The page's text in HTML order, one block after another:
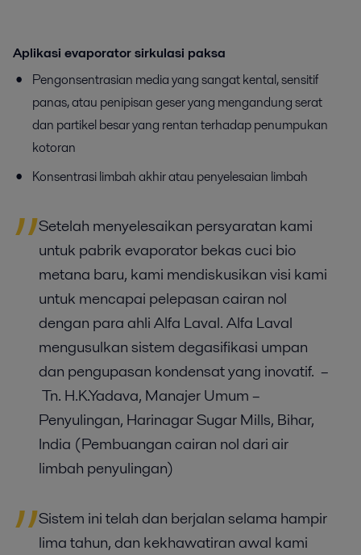
Aplikasi evaporator sirkulasi paksa
Pengonsentrasian media yang sangat kental, sensitif
panas, atau penipisan geser yang mengandung serat
dan partikel besar yang rentan terhadap penumpukan
kotoran
Konsentrasi limbah akhir atau penyelesaian limbah
Setelah menyelesaikan persyaratan kami
untuk pabrik evaporator bekas cuci bio
metana baru, kami mendiskusikan visi kami
untuk mencapai pelepasan cairan nol
dengan para ahli Alfa Laval. Alfa Laval
mengusulkan sistem degasifikasi umpan
dan pengupasan kondensat yang inovatif. –
Tn. H.K.Yadava, Manajer Umum –
Penyulingan, Harinagar Sugar Mills, Bihar,
India (Pembuangan cairan nol dari air
limbah penyulingan)
Sistem ini telah dan berjalan selama hampir
lima tahun, dan kekhawatiran awal kami